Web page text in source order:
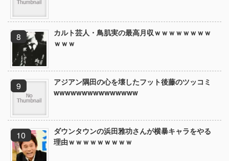
カルト芸人・鳥肌実の最高月収ｗｗｗｗｗｗｗｗ
ｗｗｗ
アジアン隅田の心を壊したフット後藤のツッコミ
wwwwwwwwwwwwwww
ダウンタウンの浜田雅功さんが横暴キャラをやる
理由ｗｗｗｗｗｗｗｗｗ